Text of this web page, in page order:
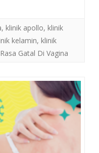
, klinik apollo, klinik
kelamin, klinik
Gatal Di Vagina